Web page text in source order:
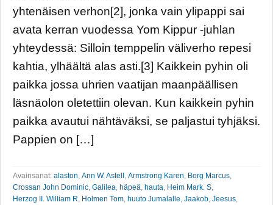
yhtenäisen verhon[2], jonka vain ylipappi sai
avata kerran vuodessa Yom Kippur -juhlan
yhteydessä: Silloin temppelin väliverho repesi
kahtia, ylhäältä alas asti.[3] Kaikkein pyhin oli
paikka jossa uhrien vaatijan maanpäällisen
läsnäolon oletettiin olevan. Kun kaikkein pyhin
paikka avautui nähtäväksi, se paljastui tyhjäksi.
Pappien on […]
Avainsanat: alaston Ann W. Astell Armstrong Karen Borg Marcus
Crossan John Dominic Galilea häpeä hauta Heim Mark. S
Herzog II. William R Holmen Tom huuto Jumalalle Jaakob Jeesus